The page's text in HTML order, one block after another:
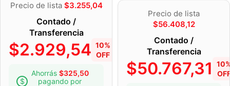
Precio de lista $3.255,04
Contado /
Transferencia
$2.929,54 10%
OFF
Ahorrás $325,50
pagando por
Precio de lista
$56.408,12
Contado /
Transferencia
$50.767,31